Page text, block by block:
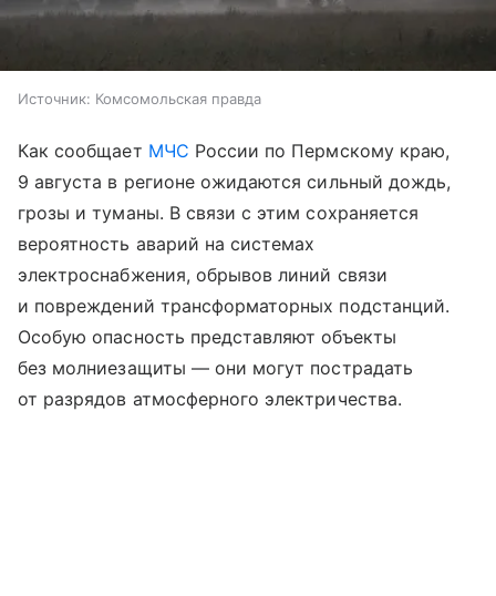
Источник: Комсомольская правда
Как сообщает МЧС России по Пермскому краю,
9 августа в регионе ожидаются сильный дождь,
грозы и туманы. В связи с этим сохраняется
вероятность аварий на системах
электроснабжения, обрывов линий связи
и повреждений трансформаторных подстанций.
Особую опасность представляют объекты
без молниезащиты — они могут пострадать
от разрядов атмосферного электричества.